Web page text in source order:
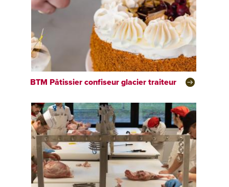
BTM Pâtissier confiseur glacier traiteur